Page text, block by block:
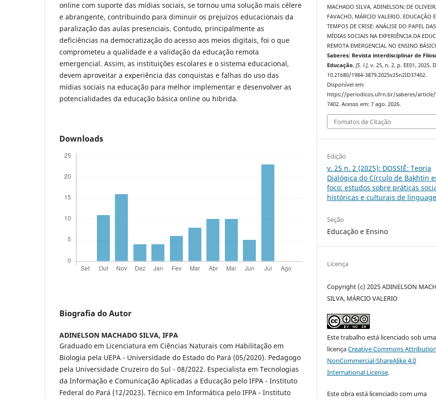
online com suporte das mídias sociais, se tornou uma solução mais célere
e abrangente, contribuindo para diminuir os prejuízos educacionais da
paralização das aulas presenciais. Contudo, principalmente as
deficiências na democratização do acesso aos meios digitais, foi o que
comprometeu a qualidade e a validação da educação remota
emergencial. Assim, as instituições escolares e o sistema educacional,
devem aproveitar a experiência das conquistas e falhas do uso das
mídias sociais na educação para melhor implementar e desenvolver as
potencialidades da educação básica online ou hibrida.
Downloads
Biografia do Autor
ADINELSON MACHADO SILVA, IFPA
Graduado em Licenciatura em Ciências Naturais com Habilitação em
Biologia pela UEPA - Universidade do Estado do Pará (05/2020). Pedagogo
pela Universidade Cruzeiro do Sul - 08/2022. Especialista em Tecnologias
da Informação e Comunicação Aplicadas a Educação pelo IFPA - Instituto
Federal do Pará (12/2023). Técnico em Informática pelo IFPA - Instituto
MACHADO SILVA, ADINELSON; DE
FAVACHO, MÁRCIO VALERIO. EDUCAÇÃO
TEMPOS DE CRISE: ANÁLISE DO PAPEL DAS
MÍDIAS SOCIAIS NA EXPERIÊNCIA DA
REMOTA EMERGENCIAL NO ENSINO
Saberes: Revista interdisciplinar de
Educação,[S. l.], v. 25, n. 2, p. EE01, 2025.
10.21680/1984-3879.2025v25n2ID37402.
Disponível em:
https://periodicos.ufrn.br/saberes/
7402. Acesso em: 7 ago. 2026.
Fomatos de Citação
Edição
v. 25 n. 2 (2025): DOSSIÊ: Teoria
Dialógica do Círculo de Bakhtin
foco: estudos sobre práticas
históricas e culturais de
Seção
Educação e Ensino
Licença
Copyright (c) 2025 ADINELSON
SILVA, MÁRCIO VALERIO
Este trabalho está licenciado sob uma
licençaCreative Commons
NonCommercial-ShareAlike 4.0
International License.
Este obra está licenciado com uma